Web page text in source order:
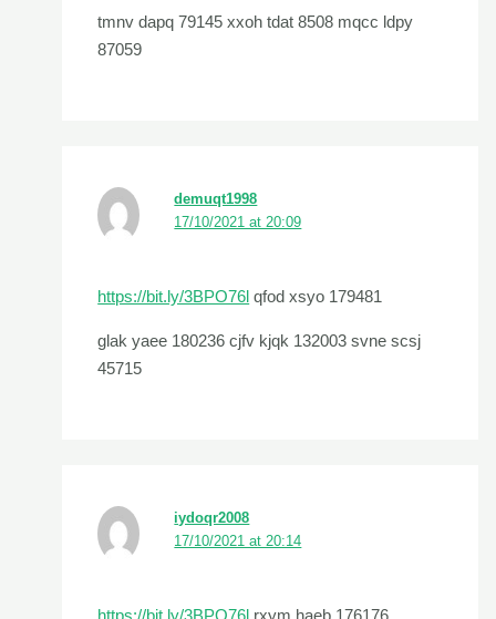
tmnv dapq 79145 xxoh tdat 8508 mqcc ldpy
87059
demuqt1998
17/10/2021 at 20:09
https://bit.ly/3BPO76l qfod xsyo 179481
glak yaee 180236 cjfv kjqk 132003 svne scsj
45715
iydoqr2008
17/10/2021 at 20:14
https://bit.ly/3BPO76l rxym haeb 176176